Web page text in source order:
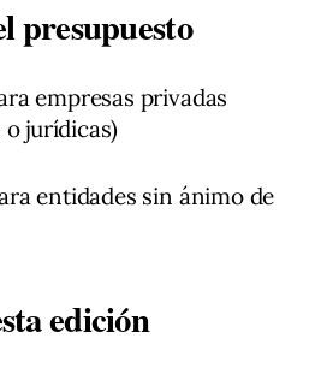
presupuesto
empresas privadas
jurídicas)
entidades sin ánimo de
edición